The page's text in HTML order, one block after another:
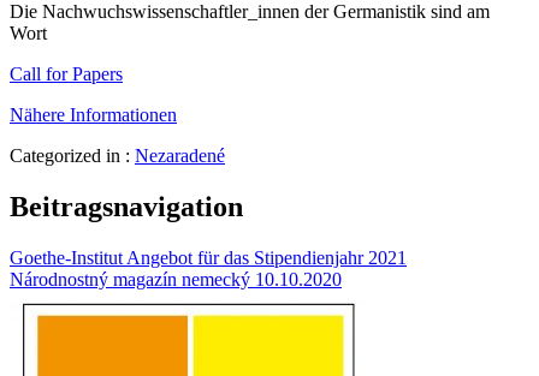
Die Nachwuchswissenschaftler_innen der Germanistik sind am
Wort
Call for Papers
Nähere Informationen
Categorized in : Nezaradené
Beitragsnavigation
Goethe-Institut Angebot für das Stipendienjahr 2021
Národnostný magazín nemecký 10.10.2020